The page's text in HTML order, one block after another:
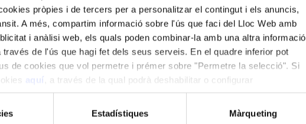
pròpies i de tercers per a personalitzar el contingut i els anuncis,
A més, compartim informació sobre l'ús que faci del Lloc Web amb
i anàlisi web, els quals poden combinar-la amb una altra informació
de l'ús que hagi fet dels seus serveis. En el quadre inferior pot
de cookies que vol permetre i prémer sobre "Permetre la selecció". Si
aquí
, a través de la qual podrà deshabilitar o configurar
Estadístiques Màrqueting
00:00:00
documentals
Marta Grassot Radresa
00:00:00